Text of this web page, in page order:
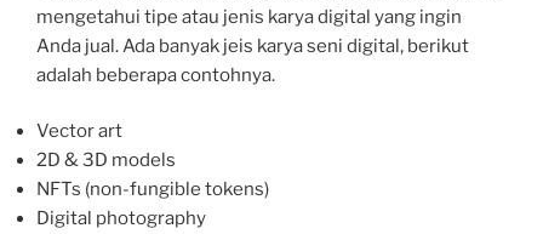
mengetahui tipe atau jenis karya digital yang ingin
Anda jual. Ada banyak jeis karya seni digital, berikut
adalah beberapa contohnya.
Vector art
2D & 3D models
NFTs (non-fungible tokens)
Digital photography